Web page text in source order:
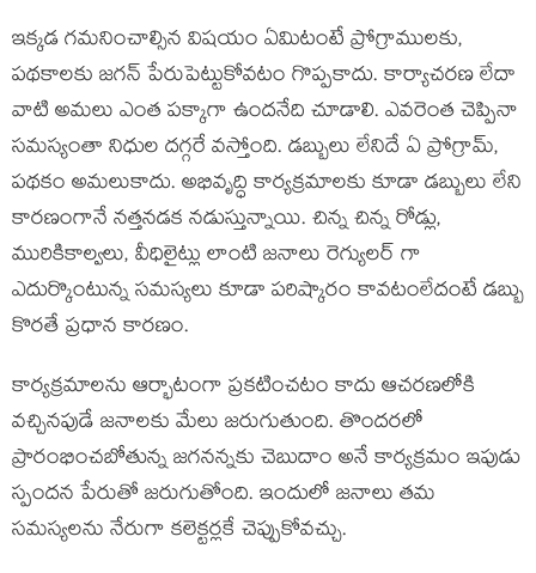
ఇక్కడ గమనించాల్సిన విషయం ఏమిటంటే ప్రోగ్రాములకు,
పథకాలకు జగన్ పేరుపెట్టుకోవటం గొప్పకాదు. కార్యాచరణ లేదా
వాటి అమలు ఎంత పక్కాగా ఉందనేది చూడాలి. ఎవరెంత చెప్పినా
సమస్యంతా నిధుల దగ్గరే వస్తోంది. డబ్బులు లేనిదే ఏ ప్రోగ్రామ్,
పథకం అమలుకాదు. అభివృద్ధి కార్యక్రమాలకు కూడా డబ్బులు లేని
కారణంగానే నత్తనడక నడుస్తున్నాయి. చిన్న చిన్న రోడ్లు,
మురికికాల్వలు, వీధిలైట్లు లాంటి జనాలు రెగ్యులర్ గా
ఎదుర్కొంటున్న సమస్యలు కూడా పరిష్కారం కావటంలేదంటే డబ్బు
కొరతే ప్రధాన కారణం.
కార్యక్రమాలను ఆర్భాటంగా ప్రకటించటం కాదు ఆచరణలోకి
వచ్చినపుడే జనాలకు మేలు జరుగుతుంది. తొందరలో
ప్రారంభించబోతున్న జగనన్నకు చెబుదాం అనే కార్యక్రమం ఇపుడు
స్పందన పేరుతో జరుగుతోంది. ఇందులో జనాలు తమ
సమస్యలను నేరుగా కలెక్టర్లకే చెప్పుకోవచ్చు.